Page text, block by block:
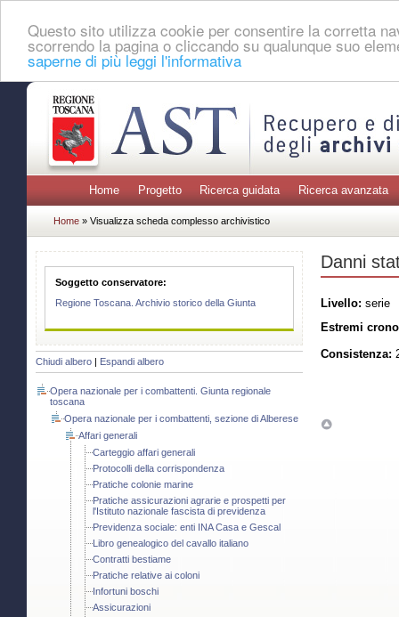
Questo sito utilizza cookie per consentire la corretta
scorrendo la pagina o cliccando su qualunque suo
saperne di più leggi l'informativa
Home Progetto Ricerca guidata Ricerca avanzata
Home » Visualizza scheda complesso archivistico
Soggetto conservatore:
Regione Toscana. Archivio storico della Giunta
Chiudi albero Espandi albero
Opera nazionale per i combattenti. Giunta regionale
toscana
Opera nazionale per i combattenti, sezione di Alberese
Affari generali
Carteggio affari generali
Protocolli della corrispondenza
Pratiche colonie marine
Pratiche assicurazioni agrarie e prospetti per
l'Istituto nazionale fascista di previdenza
Previdenza sociale: enti INA Casa e Gescal
Libro genealogico del cavallo italiano
Contratti bestiame
Pratiche relative ai coloni
Infortuni boschi
Assicurazioni
Danni
Livello: serie
Estremi
Consistenza: